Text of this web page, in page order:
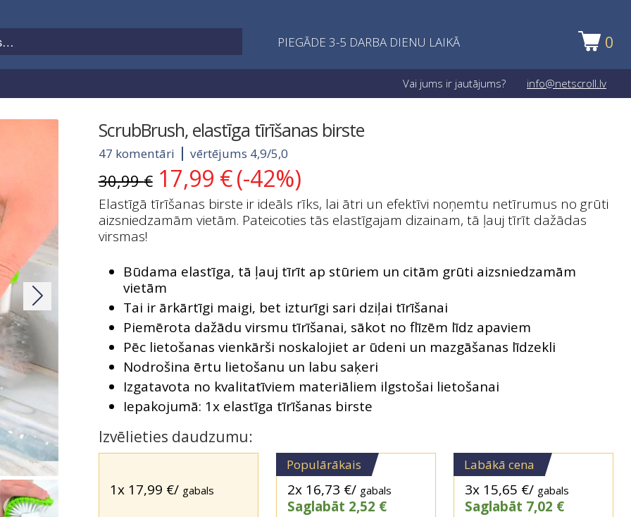
PIEGĀDE 3-5 DARBA DIENU LAIKĀ 0
Vai jums ir jautājums? info@netscroll.lv
ScrubBrush, elastīga tīrīšanas birste
47 komentāri vērtējums 4,9/5,0
30,99€ Original
price
was:
30,99 €.
17,99 €Current
price
is:
17,99 €.
(-42%)
Izvēlieties daudzumu:
1x 17,99 €/ gabals
Populārākais
2x 16,73 €/ gabals
Saglabāt 2,52 €
Labākā cena
3x 15,65 €/ gabals
Saglabāt 7,02 €
Elastīgā tīrīšanas birste ir ideāls rīks, lai ātri un efektīvi noņemtu netīrumus no grūti
aizsniedzamām vietām. Pateicoties tās elastīgajam dizainam, tā ļauj tīrīt dažādas
virsmas!
Būdama elastīga, tā ļauj tīrīt ap stūriem un citām grūti aizsniedzamām
vietām
Tai ir ārkārtīgi maigi, bet izturīgi sari dziļai tīrīšanai
Piemērota dažādu virsmu tīrīšanai, sākot no flīzēm līdz apaviem
Pēc lietošanas vienkārši noskalojiet ar ūdeni un mazgāšanas līdzekli
Nodrošina ērtu lietošanu un labu saķeri
Izgatavota no kvalitatīviem materiāliem ilgstošai lietošanai
Iepakojumā: 1x elastīga tīrīšanas birste